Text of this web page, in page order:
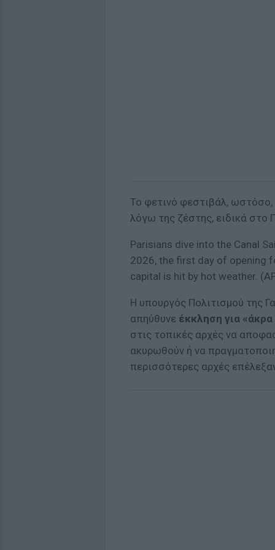
Το φετινό φεστιβάλ, ωστόσο,
λόγω της ζέστης, ειδικά στο
Parisians dive into the Canal
2026, the first day of opening
capital is hit by hot weather.
Η υπουργός Πολιτισμού της
απηύθυνε έκκληση για
στις τοπικές αρχές να
ακυρωθούν ή να
περισσότερες αρχές